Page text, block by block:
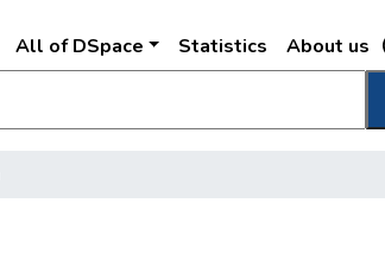
All of DSpace Statistics About us